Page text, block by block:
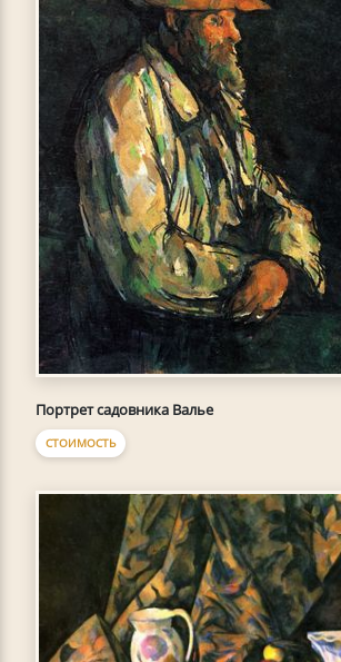
Портрет садовника Валье
СТОИМОСТЬ